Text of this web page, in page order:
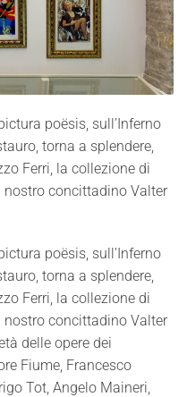
poësis, sull’Inferno
torna a splendere,
Ferri, la collezione di
concittadino Valter
poësis, sull’Inferno
torna a splendere,
Ferri, la collezione di
concittadino Valter
delle opere dei
Fiume, Francesco
Tot, Angelo Maineri,